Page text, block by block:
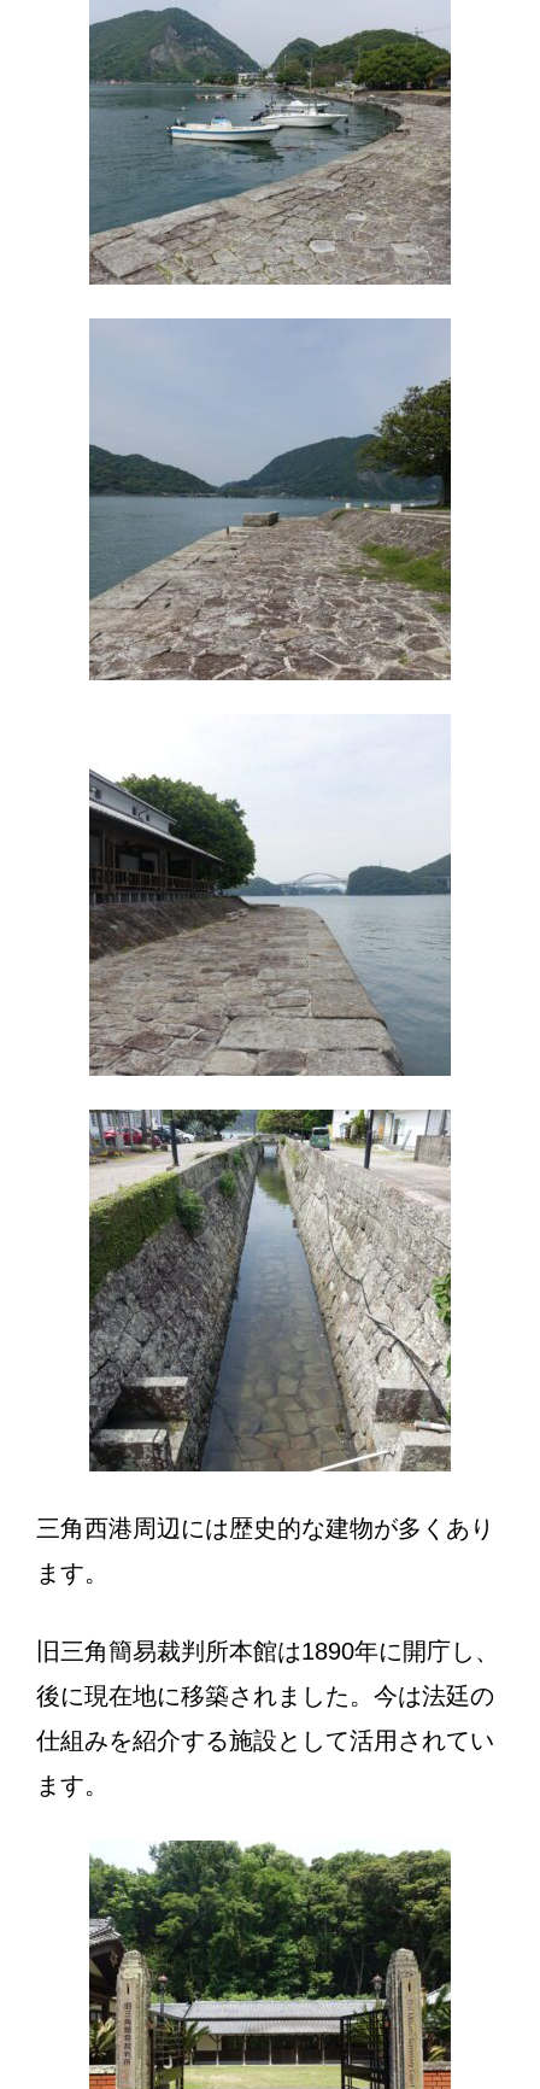
三角西港周辺には歴史的な建物が多くあり
ます。
旧三角簡易裁判所本館は1890年に開庁し、
後に現在地に移築されました。今は法廷の
仕組みを紹介する施設として活用されてい
ます。